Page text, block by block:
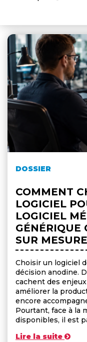
DOSSIER
COMMENT
LOGICIEL
LOGICIEL
GÉNÉRIQUE
SUR
Choisir un logiciel
décision anodine.
cachent des
améliorer la
encore
Pourtant, face à la
disponibles, il est
Lire la suite